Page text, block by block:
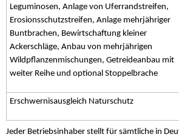
Leguminosen, Anlage von Uferrandstreifen,
Erosionsschutzstreifen, Anlage mehrjähriger
Buntbrachen, Bewirtschaftung kleiner
Ackerschläge, Anbau von mehrjährigen
Wildpflanzenmischungen, Getreideanbau mit
weiter Reihe und optional Stoppelbrache
Erschwernisausgleich Naturschutz
Jeder Betriebsinhaber stellt für sämtliche in